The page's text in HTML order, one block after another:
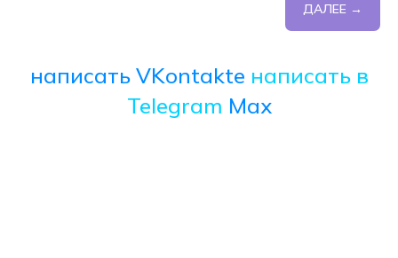
ДАЛЕЕ →
написать VKontakte написать в
Telegram Max